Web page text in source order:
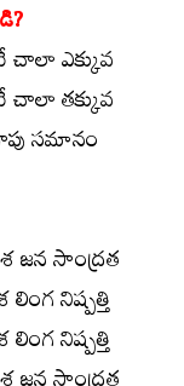
చాలా ఎక్కువ
చాలా తక్కువ
సమానం
జన సాంద్రత
నిష్పత్తి
నిష్పత్తి